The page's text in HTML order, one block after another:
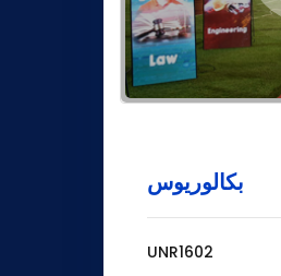
بكالوريوس
UNR1602